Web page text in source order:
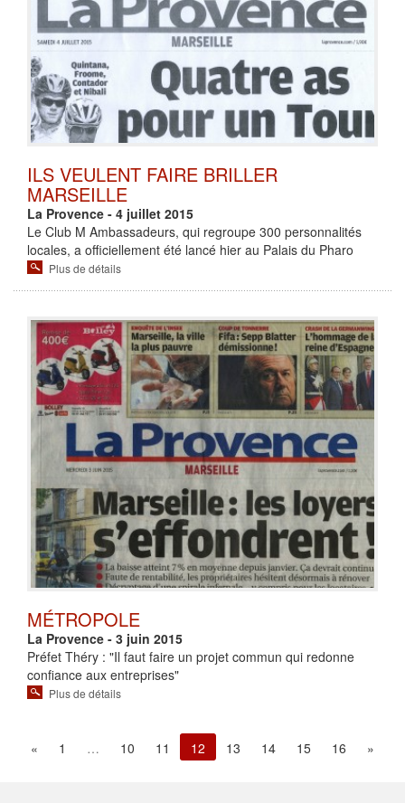
ILS VEULENT FAIRE BRILLER
MARSEILLE
La Provence - 4 juillet 2015
Le Club M Ambassadeurs, qui regroupe 300 personnalités
locales, a officiellement été lancé hier au Palais du Pharo
Plus de détails
MÉTROPOLE
La Provence - 3 juin 2015
Préfet Théry : "Il faut faire un projet commun qui redonne
confiance aux entreprises"
Plus de détails
« 1 … 10 11
12
(current)
13 14 15 16 »